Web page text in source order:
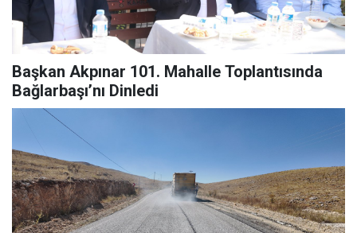
Başkan Akpınar 101. Mahalle Toplantısında
Bağlarbaşı’nı Dinledi